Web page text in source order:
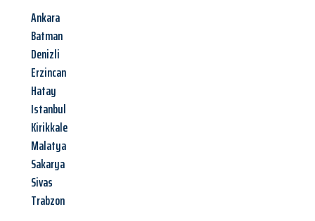
Ankara
Batman
Denizli
Erzincan
Hatay
Istanbul
Kirikkale
Malatya
Sakarya
Sivas
Trabzon